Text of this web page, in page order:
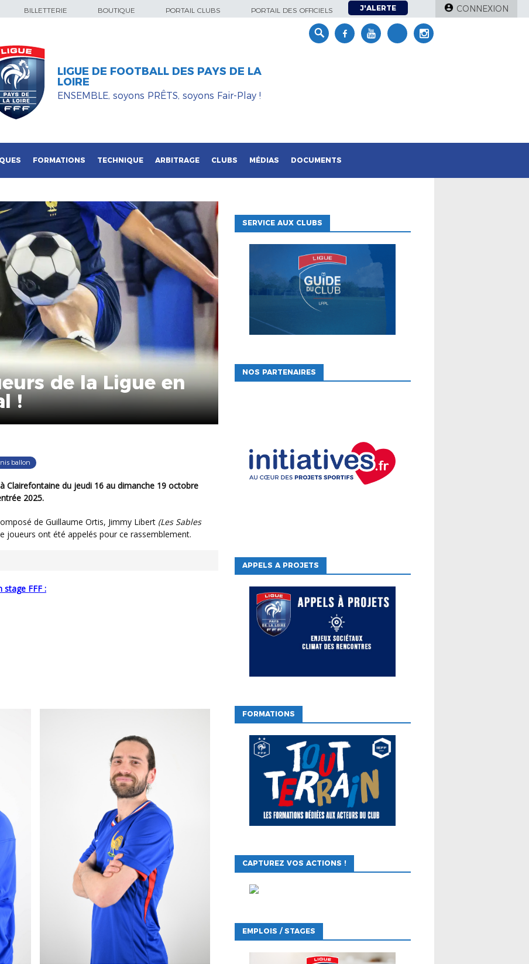
BILLETTERIE BOUTIQUE PORTAIL CLUBS PORTAIL DES OFFICIELS J'ALERTE CONNEXION
LIGUE DE FOOTBALL DES PAYS DE LA
LOIRE
ENSEMBLE, soyons PRÊTS, soyons Fair-Play !
FORMATIONS TECHNIQUE ARBITRAGE CLUBS MÉDIAS DOCUMENTS
de la Ligue en
!
ballon
2025.
de Guillaume Ortis, Jimmy Libert (Les Sables
joueurs ont été appelés pour ce rassemblement.
stage FFF :
SERVICE AUX CLUBS
NOS PARTENAIRES
APPELS A PROJETS
FORMATIONS
CAPTUREZ VOS ACTIONS !
EMPLOIS / STAGES